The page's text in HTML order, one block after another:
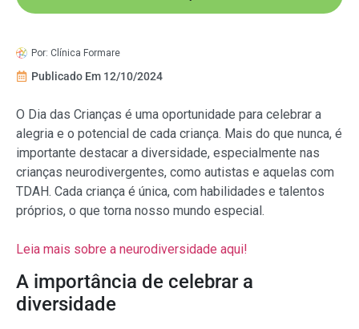
Por: Clínica Formare
Publicado Em 12/10/2024
O Dia das Crianças é uma oportunidade para celebrar a
alegria e o potencial de cada criança. Mais do que nunca, é
importante destacar a diversidade, especialmente nas
crianças neurodivergentes, como autistas e aquelas com
TDAH. Cada criança é única, com habilidades e talentos
próprios, o que torna nosso mundo especial.
Leia mais sobre a neurodiversidade aqui!
A importância de celebrar a
diversidade